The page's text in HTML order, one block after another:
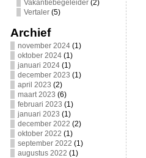
Vakantiebegeleider(2)
Vertaler(5)
Archief
november 2024(1)
oktober 2024(1)
januari 2024(1)
december 2023 (1)
april 2023 (2)
maart 2023 (6)
februari 2023 (1)
januari 2023 (1)
december 2022 (2)
oktober 2022 (1)
september 2022 (1)
augustus 2022 (1)